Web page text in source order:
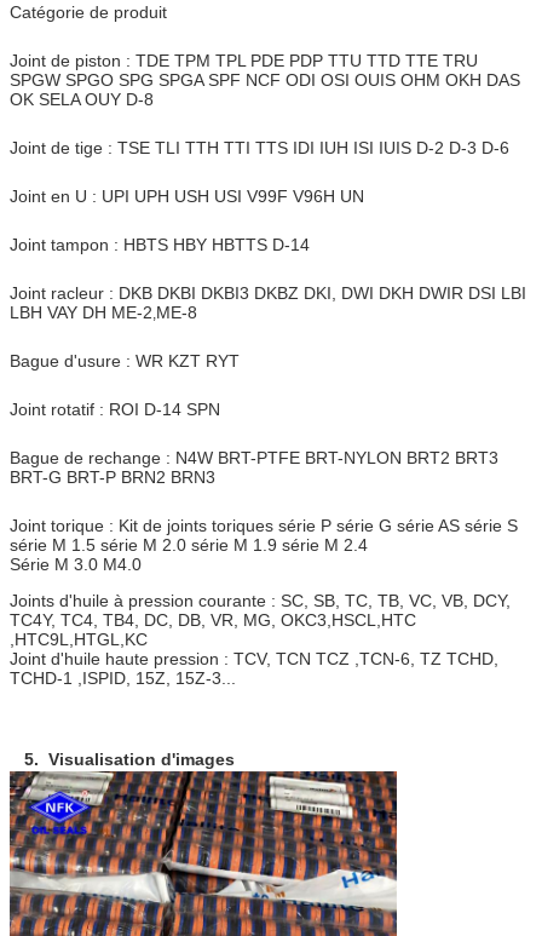
Catégorie de produit
Joint de piston : TDE TPM TPL PDE PDP TTU TTD TTE TRU
SPGW SPGO SPG SPGA SPF NCF ODI OSI OUIS OHM OKH DAS
OK SELA OUY D-8
Joint de tige : TSE TLI TTH TTI TTS IDI IUH ISI IUIS D-2 D-3 D-6
Joint en U : UPI UPH USH USI V99F V96H UN
Joint tampon : HBTS HBY HBTTS D-14
Joint racleur : DKB DKBI DKBI3 DKBZ DKI, DWI DKH DWIR DSI LBI
LBH VAY DH ME-2,ME-8
Bague d'usure : WR KZT RYT
Joint rotatif : ROI D-14 SPN
Bague de rechange : N4W BRT-PTFE BRT-NYLON BRT2 BRT3
BRT-G BRT-P BRN2 BRN3
Joint torique : Kit de joints toriques série P série G série AS série S
série M 1.5 série M 2.0 série M 1.9 série M 2.4
Série M 3.0 M4.0
Joints d'huile à pression courante : SC, SB, TC, TB, VC, VB, DCY,
TC4Y, TC4, TB4, DC, DB, VR, MG, OKC3,HSCL,HTC
,HTC9L,HTGL,KC
Joint d'huile haute pression : TCV, TCN TCZ ,TCN-6, TZ TCHD,
TCHD-1 ,ISPID, 15Z, 15Z-3...
5. Visualisation d'images